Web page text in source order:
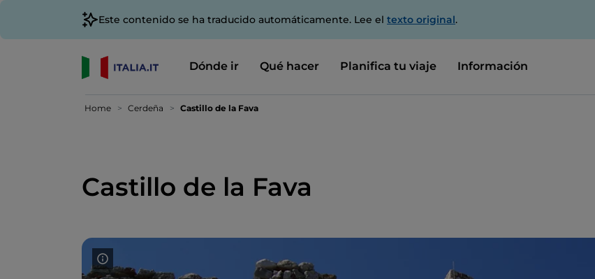
Este contenido se ha traducido automáticamente. Lee el texto original.
Dónde ir Qué hacer Planifica tu viaje Información
Home Cerdeña Castillo de la Fava
Castillo de la Fava